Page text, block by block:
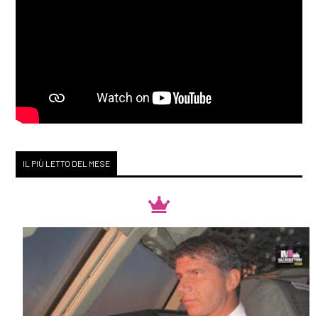
IL PIÙ LETTO DEL MESE